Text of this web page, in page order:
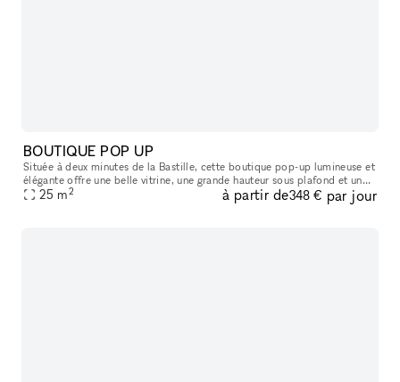
BOUTIQUE POP UP
Située à deux minutes de la Bastille, cette boutique pop-up lumineuse et
élégante offre une belle vitrine, une grande hauteur sous plafond et un
agencement idéal pour tous vos projets : showroom, exp
25 m2 à partir de348 € par jour